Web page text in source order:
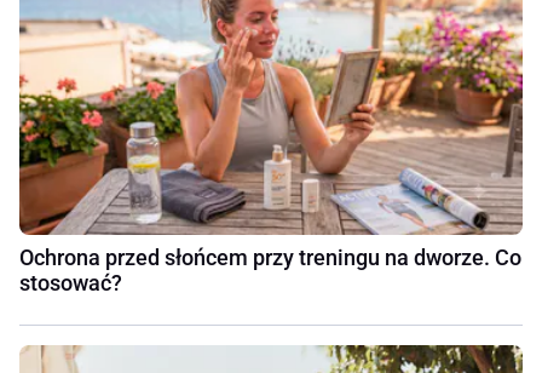
Ochrona przed słońcem przy treningu na dworze. Co
stosować?